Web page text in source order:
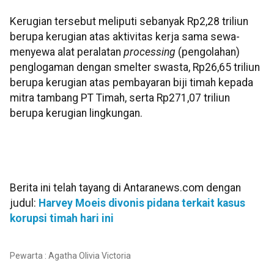
Kerugian tersebut meliputi sebanyak Rp2,28 triliun
berupa kerugian atas aktivitas kerja sama sewa-
menyewa alat peralatan processing (pengolahan)
penglogaman dengan smelter swasta, Rp26,65 triliun
berupa kerugian atas pembayaran biji timah kepada
mitra tambang PT Timah, serta Rp271,07 triliun
berupa kerugian lingkungan.
Berita ini telah tayang di Antaranews.com dengan
judul: Harvey Moeis divonis pidana terkait kasus
korupsi timah hari ini
Pewarta : Agatha Olivia Victoria